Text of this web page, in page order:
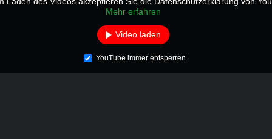
Mehr erfahren
Video laden
YouTube immer entsperren